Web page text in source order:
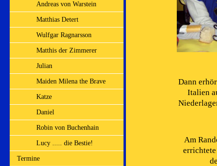
Andreas von Warstein
Matthias Detert
Wulfgar Ragnarsson
Matthis der Zimmerer
Julian
Maiden Milena the Brave
Katze
Daniel
Robin von Buchenhain
Lucy ..... die Bestie!
Termine
Dann
Italien
Am